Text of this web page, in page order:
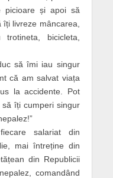
picioare și apoi să
livreze mâncarea,
bicicleta,
să îmi iau singur
că am salvat viața
la accidente. Pot
îți cumperi singur
salariat din
mai întreține din
din Republicii
comandând